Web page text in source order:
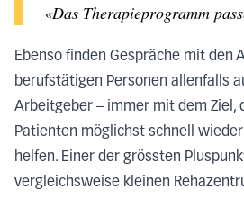
«Das Therapieprogramm
Ebenso finden Gespräche mit den
berufstätigen Personen allenfalls
Arbeitgeber – immer mit dem Ziel,
Patienten möglichst schnell
helfen. Einer der grössten
vergleichsweise kleinen